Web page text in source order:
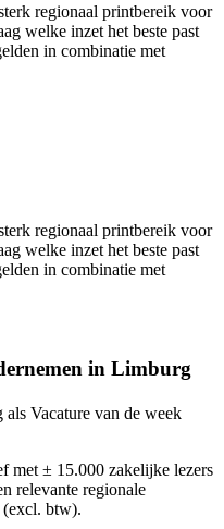
regionaal printbereik voor
welke inzet het beste past
in combinatie met
regionaal printbereik voor
welke inzet het beste past
in combinatie met
in Limburg
Vacature van de week
met ± 15.000 zakelijke lezers
relevante regionale
(excl. btw).